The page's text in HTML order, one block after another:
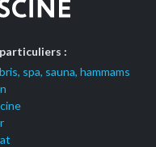
:
spa, sauna, hammams